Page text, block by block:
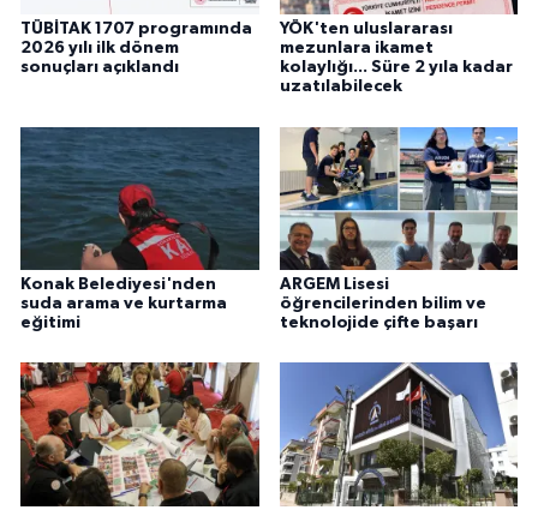
TÜBİTAK 1707 programında
2026 yılı ilk dönem
sonuçları açıklandı
YÖK'ten uluslararası
mezunlara ikamet
kolaylığı... Süre 2 yıla kadar
uzatılabilecek
Konak Belediyesi'nden
suda arama ve kurtarma
eğitimi
ARGEM Lisesi
öğrencilerinden bilim ve
teknolojide çifte başarı